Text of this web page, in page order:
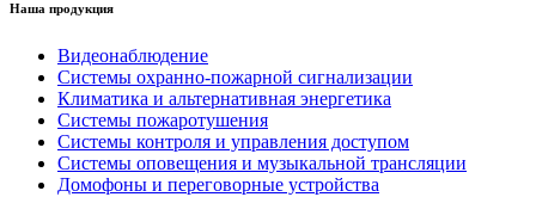
Наша продукция
Видеонаблюдение
Системы охранно-пожарной сигнализации
Климатика и альтернативная энергетика
Системы пожаротушения
Системы контроля и управления доступом
Системы оповещения и музыкальной трансляции
Домофоны и переговорные устройства